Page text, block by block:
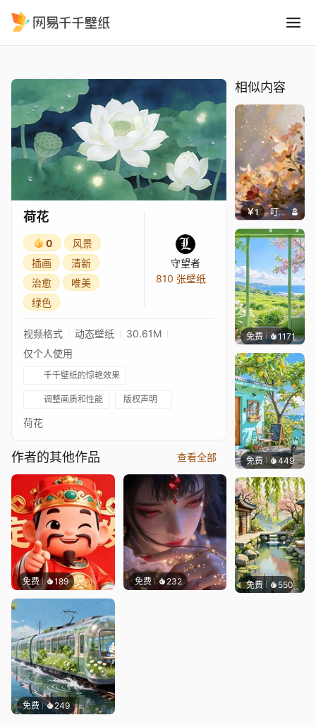
荷花
0
风景
插画
清新
治愈
唯美
绿色
守望者
810 张壁纸
视频格式 动态壁纸
30.61M
仅个人使用
千千壁纸的惊艳效果
调整画质和性能 版权声明
荷花
作者的其他作品 查看全部
免费 189 免费 232
免费 249
相似内容
￥1 叮叮当当
免费 1171豆子
免费 449豆子
免费 550渔小小